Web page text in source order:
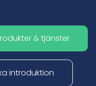
& tjänster
introduktion